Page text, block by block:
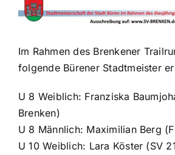
Im Rahmen des Brenkener
folgende Bürener Stadtmeister
U 8 Weiblich: Franziska
Brenken)
U 8 Männlich: Maximilian Berg
U 10 Weiblich: Lara Köster (SV